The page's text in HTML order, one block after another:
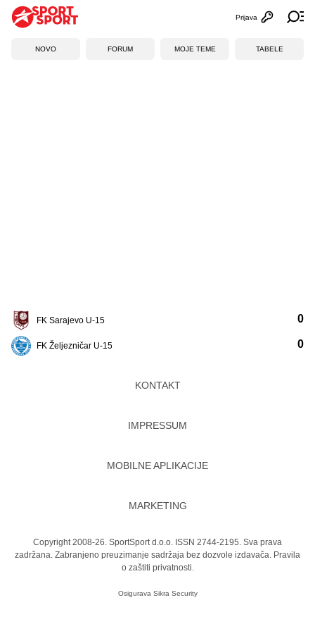
Otvori
Prijava
NOVO FORUM MOJE TEME TABELE
FK Sarajevo U-15
FK Željezničar U-15
0
0
KONTAKT
IMPRESSUM
MOBILNE APLIKACIJE
MARKETING
Copyright 2008-26. SportSport d.o.o. ISSN 2744-2195. Sva prava
zadržana. Zabranjeno preuzimanje sadržaja bez dozvole izdavača. Pravila
o zaštiti privatnosti.
Osigurava Sikra Security